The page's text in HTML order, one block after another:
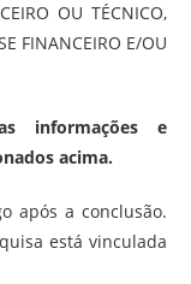
OU TÉCNICO,
FINANCEIRO E/OU
informações e
acima.
após a conclusão.
está vinculada